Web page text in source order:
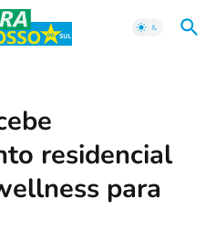
residencial
para